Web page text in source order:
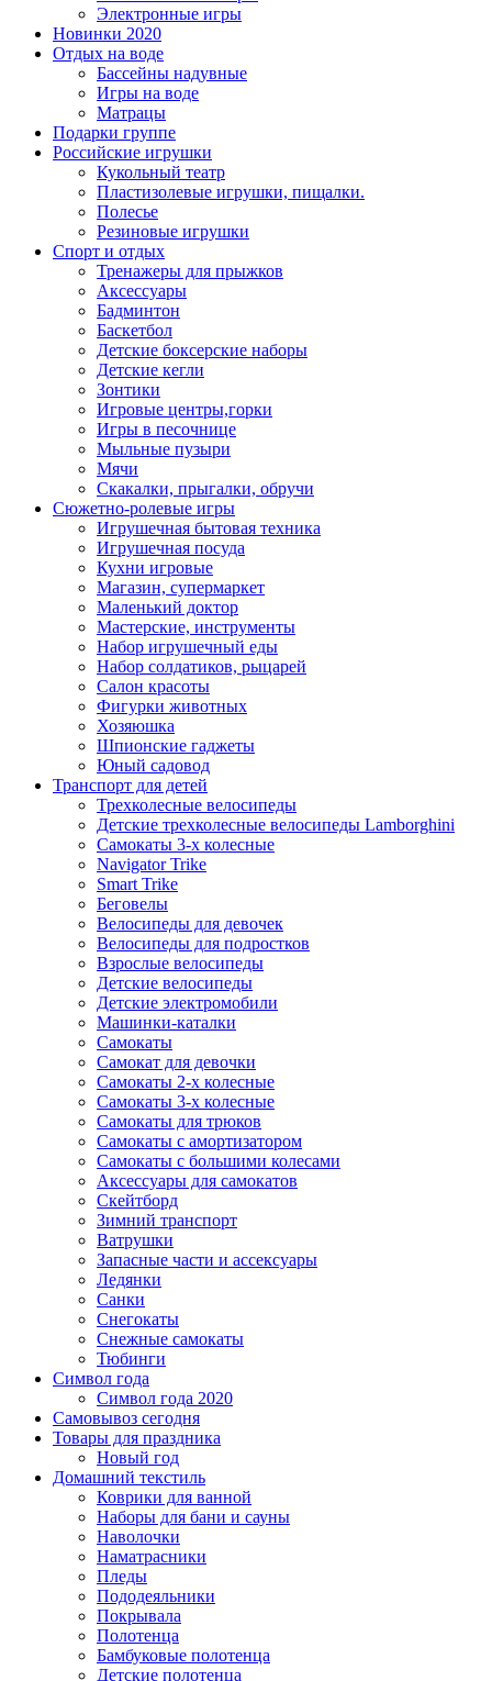
Электронные игры
Новинки 2020
Отдых на воде
Бассейны надувные
Игры на воде
Матрацы
Подарки группе
Российские игрушки
Кукольный театр
Пластизолевые игрушки, пищалки.
Полесье
Резиновые игрушки
Спорт и отдых
Тренажеры для прыжков
Аксессуары
Бадминтон
Баскетбол
Детские боксерские наборы
Детские кегли
Зонтики
Игровые центры,горки
Игры в песочнице
Мыльные пузыри
Мячи
Скакалки, прыгалки, обручи
Сюжетно-ролевые игры
Игрушечная бытовая техника
Игрушечная посуда
Кухни игровые
Магазин, супермаркет
Маленький доктор
Мастерские, инструменты
Набор игрушечный еды
Набор солдатиков, рыцарей
Салон красоты
Фигурки животных
Хозяюшка
Шпионские гаджеты
Юный садовод
Транспорт для детей
Трехколесные велосипеды
Детские трехколесные велосипеды Lamborghini
Самокаты 3-х колесные
Navigator Trike
Smart Trike
Беговелы
Велосипеды для девочек
Велосипеды для подростков
Взрослые велосипеды
Детские велосипеды
Детские электромобили
Машинки-каталки
Самокаты
Самокат для девочки
Самокаты 2-х колесные
Самокаты 3-х колесные
Самокаты для трюков
Самокаты с амортизатором
Самокаты с большими колесами
Аксессуары для самокатов
Скейтборд
Зимний транспорт
Ватрушки
Запасные части и ассексуары
Ледянки
Санки
Снегокаты
Снежные самокаты
Тюбинги
Символ года
Символ года 2020
Самовывоз сегодня
Товары для праздника
Новый год
Домашний текстиль
Коврики для ванной
Наборы для бани и сауны
Наволочки
Наматрасники
Пледы
Пододеяльники
Покрывала
Полотенца
Бамбуковые полотенца
Детские полотенца